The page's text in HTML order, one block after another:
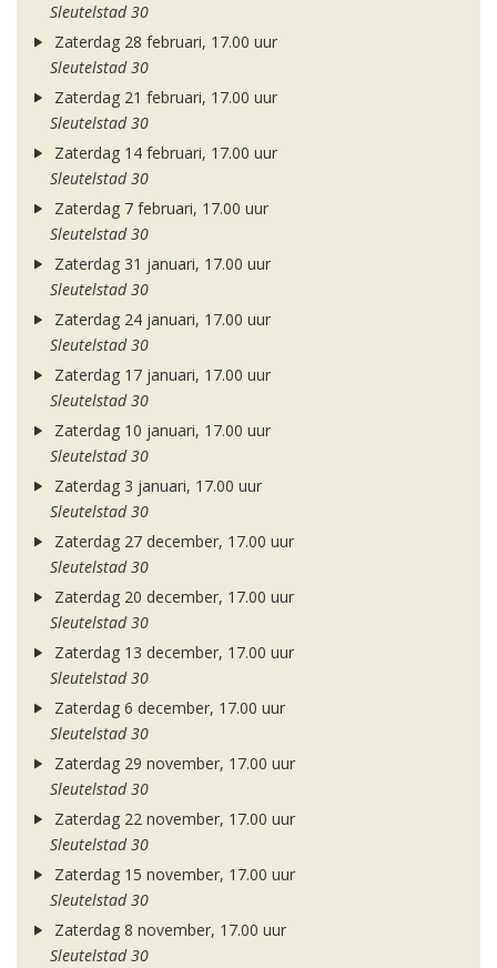
Sleutelstad 30
Zaterdag 28 februari, 17.00 uur
Sleutelstad 30
Zaterdag 21 februari, 17.00 uur
Sleutelstad 30
Zaterdag 14 februari, 17.00 uur
Sleutelstad 30
Zaterdag 7 februari, 17.00 uur
Sleutelstad 30
Zaterdag 31 januari, 17.00 uur
Sleutelstad 30
Zaterdag 24 januari, 17.00 uur
Sleutelstad 30
Zaterdag 17 januari, 17.00 uur
Sleutelstad 30
Zaterdag 10 januari, 17.00 uur
Sleutelstad 30
Zaterdag 3 januari, 17.00 uur
Sleutelstad 30
Zaterdag 27 december, 17.00 uur
Sleutelstad 30
Zaterdag 20 december, 17.00 uur
Sleutelstad 30
Zaterdag 13 december, 17.00 uur
Sleutelstad 30
Zaterdag 6 december, 17.00 uur
Sleutelstad 30
Zaterdag 29 november, 17.00 uur
Sleutelstad 30
Zaterdag 22 november, 17.00 uur
Sleutelstad 30
Zaterdag 15 november, 17.00 uur
Sleutelstad 30
Zaterdag 8 november, 17.00 uur
Sleutelstad 30